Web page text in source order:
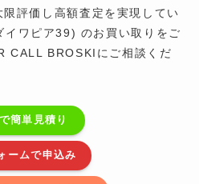
評価し高額査定を実現してい
ワピア39) のお買い取りをご
CALL BROSKIにご相談くだ
簡単見積り
ームで申込み